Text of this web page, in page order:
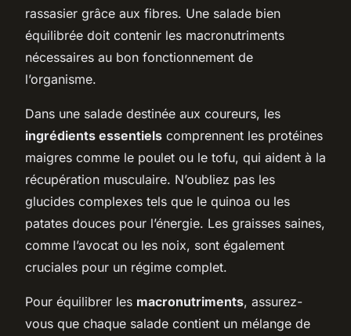
rassasier grâce aux fibres. Une salade bien
équilibrée doit contenir les macronutriments
nécessaires au bon fonctionnement de
l’organisme.
Dans une salade destinée aux coureurs, les
ingrédients essentiels comprennent les protéines
maigres comme le poulet ou le tofu, qui aident à la
récupération musculaire. N’oubliez pas les
glucides complexes tels que le quinoa ou les
patates douces pour l’énergie. Les graisses saines,
comme l’avocat ou les noix, sont également
cruciales pour un régime complet.
Pour équilibrer les macronutriments, assurez-
vous que chaque salade contient un mélange de